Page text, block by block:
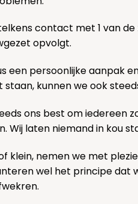
contact met 1 van
opvolgt.
een persoonlijke aanpak
kunnen we ook
ons best om iedereen
Wij laten niemand in kou
klein, nemen we met
wel het principe dat